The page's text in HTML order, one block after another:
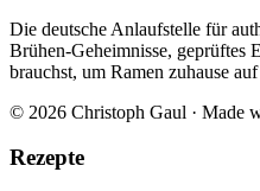
Die deutsche Anlaufstelle für
Brühen-Geheimnisse, geprüftes
brauchst, um Ramen zuhause
© 2026 Christoph Gaul · Made
Rezepte